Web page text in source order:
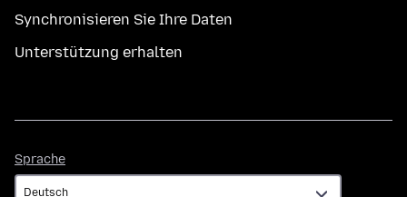
Synchronisieren Sie Ihre Daten
Unterstützung erhalten
Sprache